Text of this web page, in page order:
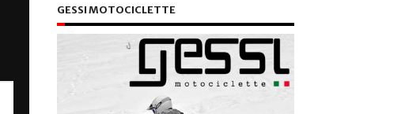
GESSI MOTOCICLETTE